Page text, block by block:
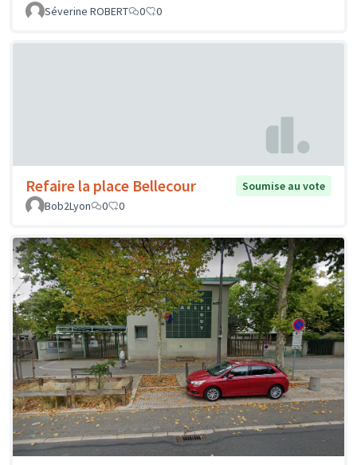
Séverine ROBERT
0 0
Refaire la place Bellecour
Soumise au vote
Bob2Lyon
0 0